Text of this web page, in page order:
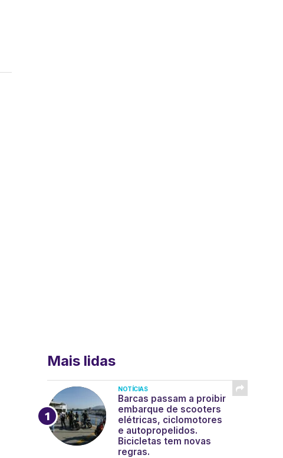
Mais lidas
NOTÍCIAS
Barcas passam a proibir
embarque de scooters
elétricas, ciclomotores
e autopropelidos.
Bicicletas tem novas
regras.